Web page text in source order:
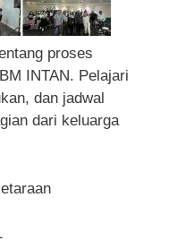
proses
INTAN. Pelajari
dan jadwal
dari keluarga